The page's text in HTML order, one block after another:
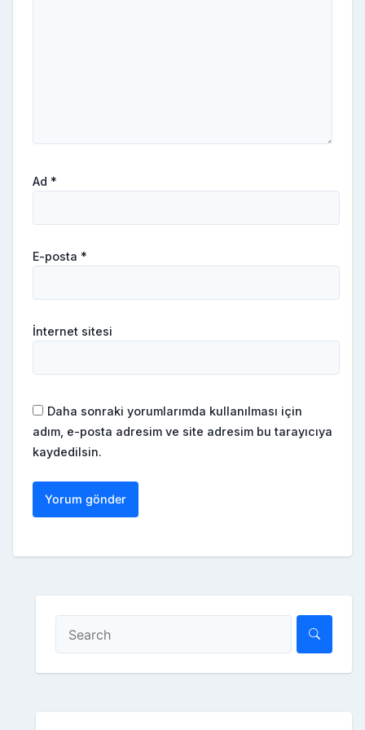
Ad *
E-posta *
İnternet sitesi
Daha sonraki yorumlarımda kullanılması için
adım, e-posta adresim ve site adresim bu tarayıcıya
kaydedilsin.